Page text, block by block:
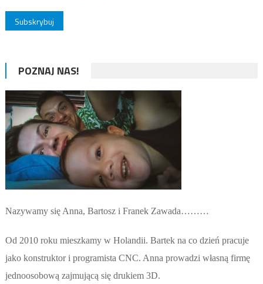
POZNAJ NAS!
Nazywamy się Anna, Bartosz i Franek Zawada………
Od 2010 roku mieszkamy w Holandii. Bartek na co dzień pracuje
jako konstruktor i programista CNC. Anna prowadzi własną firmę
jednoosobową zajmującą się drukiem 3D.